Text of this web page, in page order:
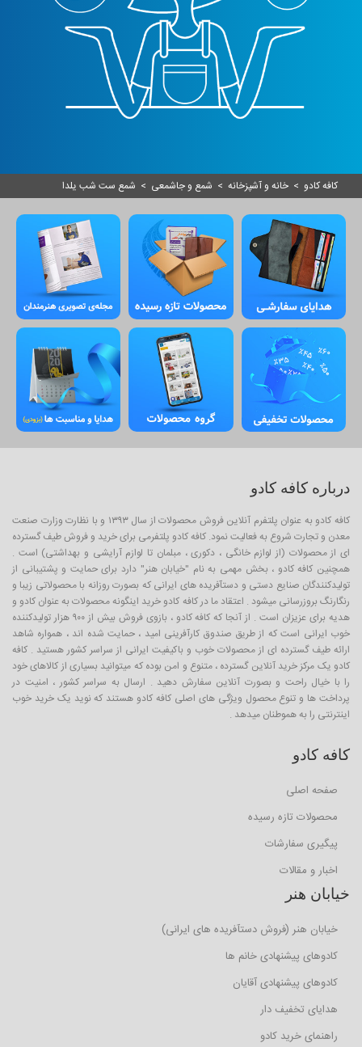
کافه کادو > خانه و آشپزخانه > شمع و جاشمعی > شمع ست شب یلدا
درباره کافه کادو
کافه کادو به عنوان پلتفرم آنلاین فروش محصولات از سال ۱۳۹۳ و با نظارت وزارت صنعت
معدن و تجارت شروع به فعالیت نمود. کافه کادو پلتفرمی برای خرید و فروش طیف گسترده
ای از محصولات (از لوازم خانگی ، دکوری ، مبلمان تا لوازم آرایشی و بهداشتی) است .
همچنین کافه کادو ، بخش مهمی به نام "خیابان هنر" دارد برای حمایت و پشتیبانی از
تولیدکنندگان صنایع دستی و دستآفریده های ایرانی که بصورت روزانه با محصولاتی زیبا و
رنگارنگ بروزرسانی میشود . اعتقاد ما در کافه کادو خرید اینگونه محصولات به عنوان کادو و
هدیه برای عزیزان است . از آنجا که کافه کادو ، بازوی فروش بیش از ۹۰۰ هزار تولیدکننده
خوب ایرانی است که از طریق صندوق کارآفرینی امید ، حمایت شده اند ، همواره شاهد
ارائه طیف گسترده ای از محصولات خوب و باکیفیت ایرانی از سراسر کشور هستید . کافه
کادو یک مرکز خرید آنلاین گسترده ، متنوع و امن بوده که میتوانید بسیاری از کالاهای خود
را با خیال راحت و بصورت آنلاین سفارش دهید . ارسال به سراسر کشور ، امنیت در
پرداخت ها و تنوع محصول ویژگی های اصلی کافه کادو هستند که نوید یک خرید خوب
اینترنتی را به هموطنان میدهد .
کافه کادو
صفحه اصلی
محصولات تازه رسیده
پیگیری سفارشات
اخبار و مقالات
خیابان هنر
خیابان هنر (فروش دستآفریده های ایرانی)
کادوهای پیشنهادی خانم ها
کادوهای پیشنهادی آقایان
هدایای تخفیف دار
راهنمای خرید کادو